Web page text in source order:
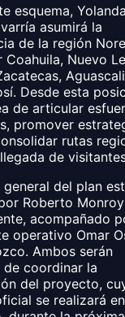
esquema,
asumirá la
de la región
Nuevo
Desde esta
de articular
promover
rutas
de
del plan
Roberto
acompañado
operativo Omar
Ambos serán
de coordinar la
del proyecto,
se realizará